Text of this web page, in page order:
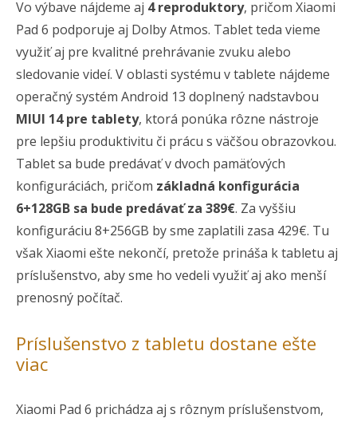
Vo výbave nájdeme aj 4 reproduktory, pričom Xiaomi
Pad 6 podporuje aj Dolby Atmos. Tablet teda vieme
využiť aj pre kvalitné prehrávanie zvuku alebo
sledovanie videí. V oblasti systému v tablete nájdeme
operačný systém Android 13 doplnený nadstavbou
MIUI 14 pre tablety, ktorá ponúka rôzne nástroje
pre lepšiu produktivitu či prácu s väčšou obrazovkou.
Tablet sa bude predávať v dvoch pamäťových
konfiguráciách, pričom základná konfigurácia
6+128GB sa bude predávať za 389€. Za vyššiu
konfiguráciu 8+256GB by sme zaplatili zasa 429€. Tu
však Xiaomi ešte nekončí, pretože prináša k tabletu aj
príslušenstvo, aby sme ho vedeli využiť aj ako menší
prenosný počítač.
Príslušenstvo z tabletu dostane ešte
viac
Xiaomi Pad 6 prichádza aj s rôznym príslušenstvom,